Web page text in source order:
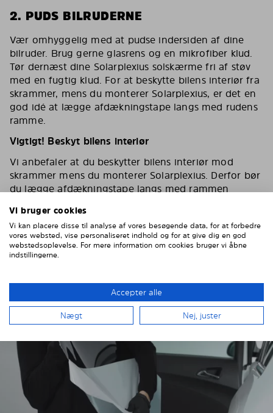
2. PUDS BILRUDERNE
Vær omhyggelig med at pudse indersiden af dine
bilruder. Brug gerne glasrens og en mikrofiber klud.
Tør dernæst dine Solarplexius solskærme fri af støv
med en fugtig klud. For at beskytte bilens interiør fra
skrammer, mens du monterer Solarplexius, er det en
god idé at lægge afdækningstape langs med rudens
ramme.
Vigtigt! Beskyt bilens interiør
Vi anbefaler at du beskytter bilens interiør mod
skrammer mens du monterer Solarplexius. Derfor bør
du lægge afdækningstape langs med rammen
af.
Vi bruger cookies
Vi kan placere disse til analyse af vores besøgende data, for at forbedre
vores websted, vise personaliseret indhold og for at give dig en god
webstedsoplevelse. For mere information om cookies bruger vi åbne
indstillingerne.
Accepter alle
Nægt Nej, juster